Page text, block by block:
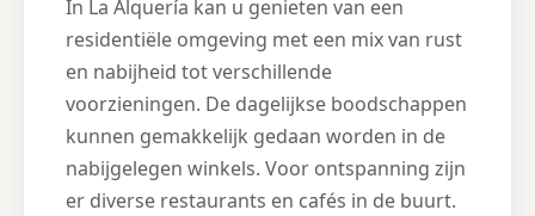
In La Alquería kan u genieten van een
residentiële omgeving met een mix van rust
en nabijheid tot verschillende
voorzieningen. De dagelijkse boodschappen
kunnen gemakkelijk gedaan worden in de
nabijgelegen winkels. Voor ontspanning zijn
er diverse restaurants en cafés in de buurt.